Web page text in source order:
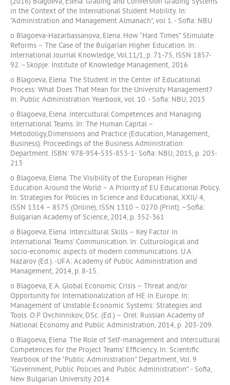
in the Context of the International Student Mobility. In:
"Administration and Management Almanach", vol 1. - Sofia: NBU
o Blagoeva-Hazarbassanova, Elena. How “Hard Times” Stimulate
Reforms – The Case of the Bulgarian Higher Education. In:
International Journal Knowledge, Vol.11/1, p. 71-75, ISSN 1857-
92. –Skopje: Institute of Knowledge Management, 2016
o Blagoeva, Elena. The Student in the Center of Educational
Process: What Does That Mean for the University Management?
In: Public Administration Yearbook, vol. 10. - Sofia: NBU, 2015
o Blagoeva, Elena. Intercultural Competences and Managing
International Teams. In: The Human Capital –
Metodoligy,Dimensions and Practice (Education, Management,
Business). Proceedings of the Business Administration
Department. ISBN: 978-954-535-853-1- Sofia: NBU, 2015, p. 203-
213
o Blagoeva, Elena. Тhe Visibility of the European Higher
Education Around the World – A Priority of EU Educational Policy.
In: Strategies for Policies in Science and Educational, XXII/ 4,
ISSN 1314 – 8575 (Online), ISSN 1310 – 0270 (Print). –Sofia:
Bulgarian Academy of Science, 2014, p. 352-361
o Blagoeva, Elena. Intercultural Skills – Key Factor in
International Teams’ Communication. In: Culturological and
socio-economic aspects of modern communications. U.A.
Nazarov (Ed.). -UFA: Academy of Public Administration and
Management, 2014, p. 8-15.
o Blagoeva, Е.А. Global Economic Crisis – Threat and/or
Opportunity for Internationalization of HE in Europe. In:
Management of Unstable Economic Systems: Strategies and
Tools. O.P. Ovchinnikov, DSc. (Ed.) – Orel: Russian Academy of
National Economy and Public Administration, 2014, p. 203-209.
o Blagoeva, Elena. The Role of Self-management and Intercultural
Competences for the Project Teams’ Efficiency. In: Scientific
Yearbook of the "Public Administration" Department, Vol. 9
“Government, Public Policies and Public Administration”. - Sofia,
New Bulgarian University 2014